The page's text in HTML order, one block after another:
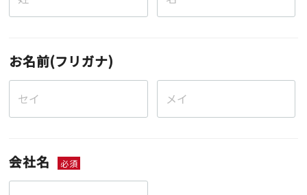
お名前(フリガナ)
会社名 必須